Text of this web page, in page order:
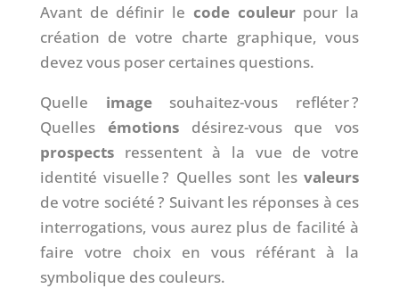
Avant de définir le code couleurpour la
création de votre charte graphique, vous
devez vous poser certaines questions.
Quelle imagesouhaitez-vous refléter ?
Quelles émotionsdésirez-vous que vos
prospectsressentent à la vue de votre
identité visuelle ? Quelles sont lesvaleurs
de votre société ? Suivant les réponses à ces
interrogations, vous aurez plus de facilité à
faire votre choix en vous référant à la
symbolique des couleurs.